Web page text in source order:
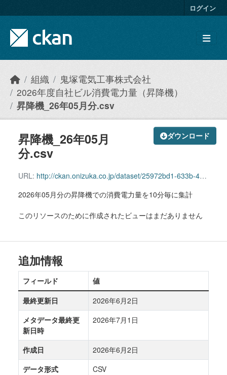
ログイン
組織
鬼塚電気工事株式会社
2026年度自社ビル消費電力量（昇降機）
昇降機_26年05月分.csv
ダウンロード
昇降機_26年05月
分.csv
URL: http://ckan.onizuka.co.jp/dataset/25972bd1-633b-4670-aab9-059064c423fe/resource/ad3eba31-a624-4090-b642-c2a87aa45733/download/elevator_2605.csv
2026年05月分の昇降機での消費電力量を10分毎に集計
このリソースのために作成されたビューはまだありません
追加情報
フィールド
値
最終更新日
2026年6月2日
メタデータ最終更
新日時
2026年7月1日
作成日
2026年6月2日
データ形式
CSV